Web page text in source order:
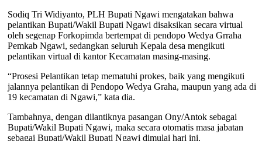
Sodiq Tri Widiyanto, PLH Bupati Ngawi mengatakan bahwa
pelantikan Bupati/Wakil Bupati Ngawi disaksikan secara virtual
oleh segenap Forkopimda bertempat di pendopo Wedya Grraha
Pemkab Ngawi, sedangkan seluruh Kepala desa mengikuti
pelantikan virtual di kantor Kecamatan masing-masing.
“Prosesi Pelantikan tetap mematuhi prokes, baik yang mengikuti
jalannya pelantikan di Pendopo Wedya Graha, maupun yang ada di
19 kecamatan di Ngawi,” kata dia.
Tambahnya, dengan dilantiknya pasangan Ony/Antok sebagai
Bupati/Wakil Bupati Ngawi, maka secara otomatis masa jabatan
sebagai Bupati/Wakil Bupati Ngawi dimulai hari ini.